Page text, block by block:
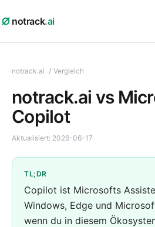
notrack.ai
notrack.ai / Vergleich
notrack.ai vs
Copilot
Aktualisiert: 2026-06-17
TL;DR
Copilot ist Microsofts
Windows, Edge und
wenn du in diesem